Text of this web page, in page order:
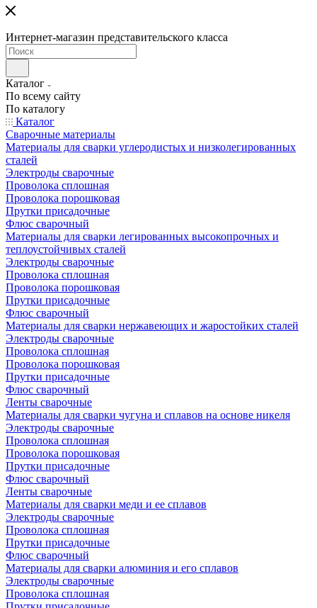
Интернет-магазин представительского класса
Каталог
По всему сайту
По каталогу
Каталог
Сварочные материалы
Материалы для сварки углеродистых и низколегированных
сталей
Электроды сварочные
Проволока сплошная
Проволока порошковая
Прутки присадочные
Флюс сварочный
Материалы для сварки легированных высокопрочных и
теплоустойчивых сталей
Электроды сварочные
Проволока сплошная
Проволока порошковая
Прутки присадочные
Флюс сварочный
Материалы для сварки нержавеющих и жаростойких сталей
Электроды сварочные
Проволока сплошная
Проволока порошковая
Прутки присадочные
Флюс сварочный
Ленты сварочные
Материалы для сварки чугуна и сплавов на основе никеля
Электроды сварочные
Проволока сплошная
Проволока порошковая
Прутки присадочные
Флюс сварочный
Ленты сварочные
Материалы для сварки меди и ее сплавов
Электроды сварочные
Проволока сплошная
Прутки присадочные
Флюс сварочный
Материалы для сварки алюминия и его сплавов
Электроды сварочные
Проволока сплошная